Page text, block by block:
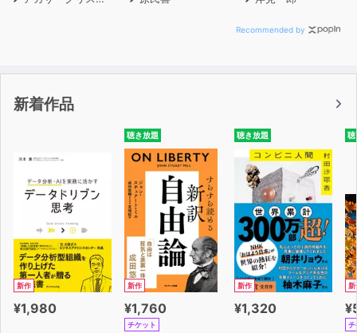
Recommended by
新着作品
新作
¥1,980
聴き放題
新作
¥1,760
チケット
聴き放題
新作
¥1,320
聴
新
チ